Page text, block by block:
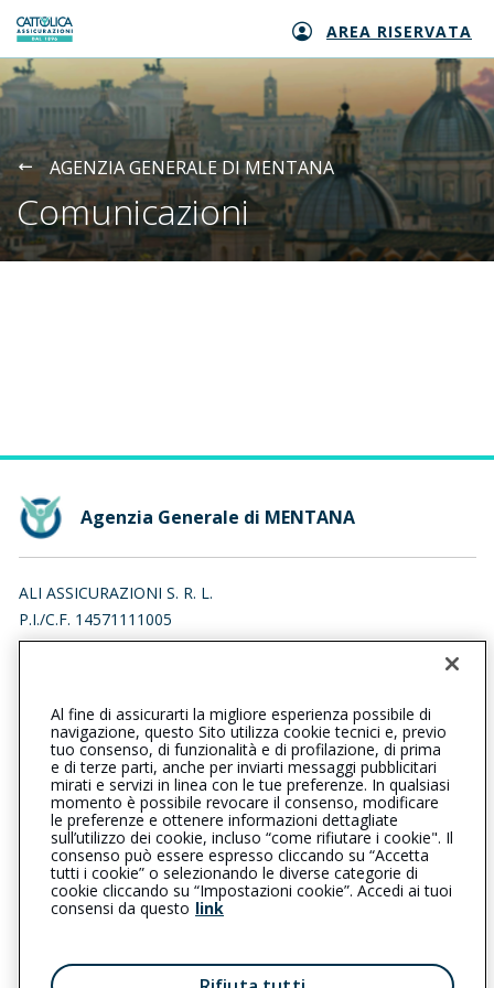
Generali logo AREA RISERVATA
AGENZIA GENERALE DI MENTANA
Comunicazioni
Agenzia Generale di MENTANA
ALI ASSICURAZIONI S. R. L.
P.I./C.F. 14571111005
VIA GIOVANNI GIOLITTI 21, 00013 MENTANA (RM)
0690015528 0690015528
mentana@cattolica.it
aliassicurazionisrl@pec.it
L’intermediario è soggetto al controllo dell’IVASS. Consulta il
Registro RUI al seguentelink
Privacy | Cookie | Il Gruppo Generali
Al fine di assicurarti la migliore esperienza possibile di
navigazione, questo Sito utilizza cookie tecnici e, previo
tuo consenso, di funzionalità e di profilazione, di prima
e di terze parti, anche per inviarti messaggi pubblicitari
mirati e servizi in linea con le tue preferenze. In qualsiasi
momento è possibile revocare il consenso, modificare
le preferenze e ottenere informazioni dettagliate
sull’utilizzo dei cookie, incluso “come rifiutare i cookie". Il
consenso può essere espresso cliccando su “Accetta
tutti i cookie” o selezionando le diverse categorie di
cookie cliccando su “Impostazioni cookie”. Accedi ai tuoi
consensi da questo link